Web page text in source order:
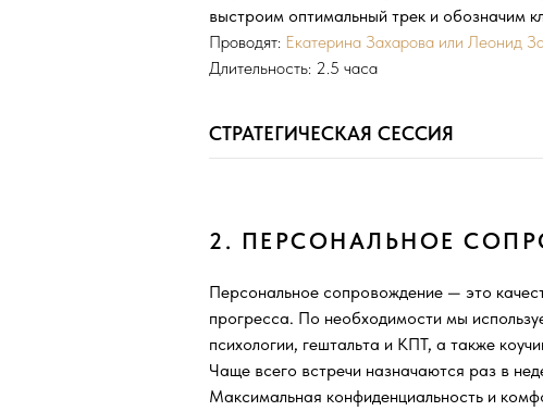
выстроим оптимальный трек и обозначим
Проводят: Екатерина Захарова или Леонид
Длительность: 2.5 часа
СТРАТЕГИЧЕСКАЯ СЕССИЯ
2. ПЕРСОНАЛЬНОЕ
Персональное сопровождение — это
прогресса. По необходимости мы
психологии, гештальта и КПТ, а также
Чаще всего встречи назначаются раз в
Максимальная конфиденциальность и